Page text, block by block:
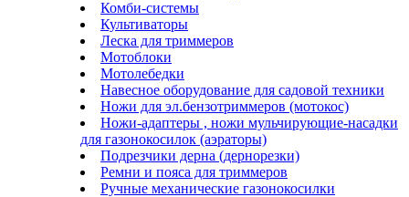
Комби-системы
Культиваторы
Леска для триммеров
Мотоблоки
Мотолебедки
Навесное оборудование для садовой техники
Ножи для эл.бензотриммеров (мотокос)
Ножи-адаптеры , ножи мульчирующие-насадки
для газонокосилок (аэраторы)
Подрезчики дерна (дернорезки)
Ремни и пояса для триммеров
Ручные механические газонокосилки